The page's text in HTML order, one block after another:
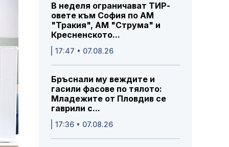
В неделя ограничават ТИР-
овете към София по АМ
"Тракия", АМ "Струма" и
Кресненското...
17:47 • 07.08.26
Бръснали му веждите и
гасили фасове по тялото:
Младежите от Пловдив се
гаврили с...
17:36 • 07.08.26